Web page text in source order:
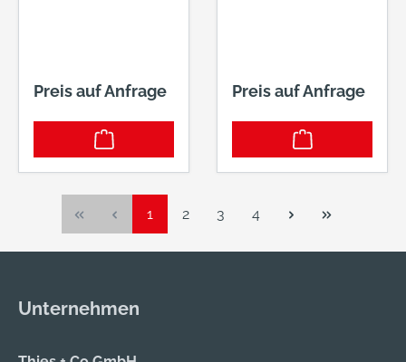
Preis auf Anfrage Preis auf Anfrage
Seite
1 Seite
2 Seite
3 Seite
4
Unternehmen